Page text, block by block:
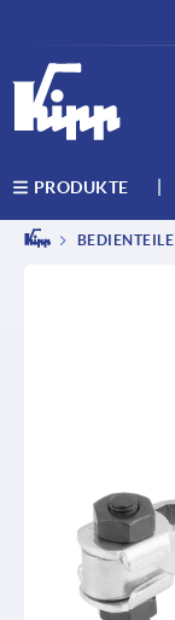
PRODUKTE
BEDIENTEILE